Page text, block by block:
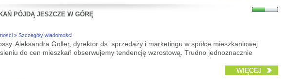
PÓJDĄ JESZCZE W GÓRĘ
» Szczegóły wiadomości
Aleksandra Goller, dyrektor ds. sprzedaży i marketingu w spółce mieszkaniowej
do cen mieszkań obserwujemy tendencję wzrostową. Trudno jednoznacznie
WIĘCEJ